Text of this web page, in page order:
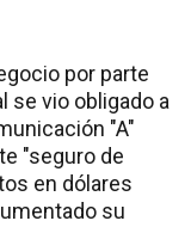
por parte
se vio obligado a
"A"
"seguro de
en dólares
su